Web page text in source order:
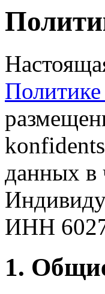
данных в
ИНН
1.